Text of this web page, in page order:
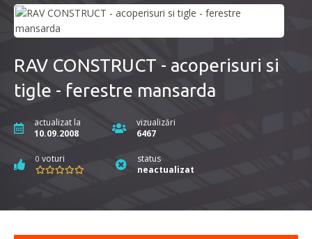
RAV CONSTRUCT - acoperisuri si
tigle - ferestre mansarda
actualizat la
10.09.2008
vizualizări
6467
0 voturi
status
neactualizat